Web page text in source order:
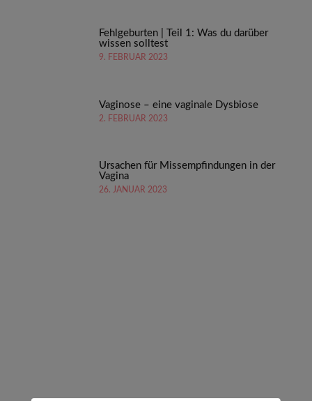
Fehlgeburten | Teil 1: Was du darüber
wissen solltest
9. FEBRUAR 2023
Vaginose – eine vaginale Dysbiose
2. FEBRUAR 2023
Ursachen für Missempfindungen in der
Vagina
26. JANUAR 2023